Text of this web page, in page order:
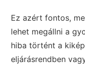
Ez azért fontos,
lehet megállni a
hiba történt a
eljárásrendben